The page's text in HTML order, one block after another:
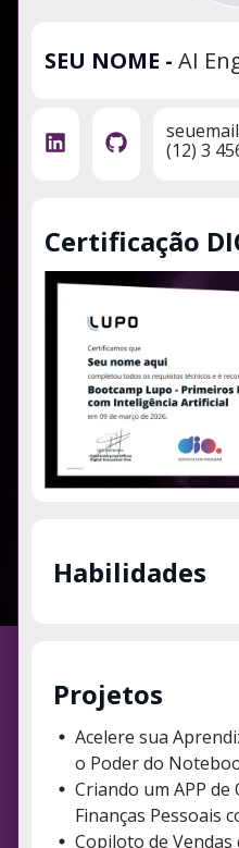
SEU NOME - AI
(12) 3
Certificação
Habilidades
Projetos
Acelere sua
o Poder do
Criando um APP de
Finanças Pessoais
Copiloto de Vendas